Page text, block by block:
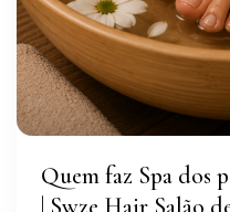
Quem faz Spa dos